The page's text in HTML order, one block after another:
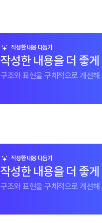
작성한 내용 다듬기
작성한 내용을 더 좋
구조와 표현을 구체적으로 개선해
작성한 내용 다듬기
작성한 내용을 더 좋
구조와 표현을 구체적으로 개선해